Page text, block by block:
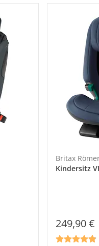
Britax
Kindersitz
249,90 €